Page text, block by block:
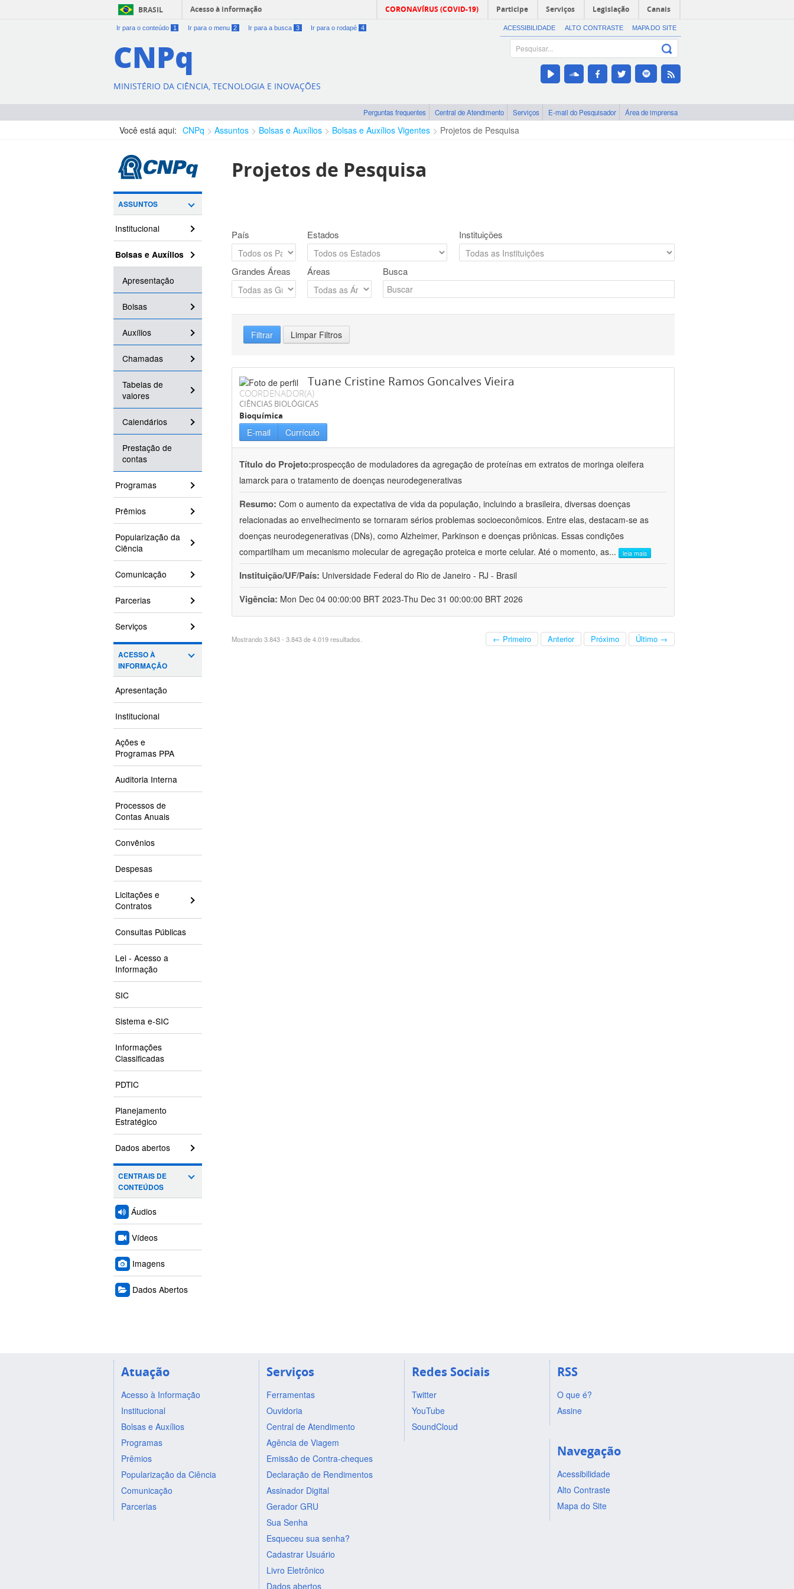
BRASIL Acesso à informação CORONAVÍRUS (COVID-19) Participe Serviços Legislação Canais
Ir para o conteúdo 1 Ir para o menu 2 Ir para a busca 3 Ir para o rodapé 4 ACESSIBILIDADE ALTO CONTRASTE MAPA DO SITE
CNPq
MINISTÉRIO DA CIÊNCIA, TECNOLOGIA E INOVAÇÕES
Perguntas frequentes Central de Atendimento Serviços E-mail do Pesquisador Área de imprensa
Você está aqui: CNPq Assuntos Bolsas e Auxílios Bolsas e Auxílios Vigentes Projetos de Pesquisa
ASSUNTOS
Institucional
Bolsas e Auxílios
Apresentação
Bolsas
Auxílios
Chamadas
Tabelas de
valores
Calendários
Prestação de
contas
Programas
Prêmios
Popularização da
Ciência
Comunicação
Parcerias
Serviços
ACESSO À
INFORMAÇÃO
Apresentação
Institucional
Ações e
Programas PPA
Auditoria Interna
Processos de
Contas Anuais
Convênios
Despesas
Licitações e
Contratos
Consultas Públicas
Lei - Acesso a
Informação
SIC
Sistema e-SIC
Informações
Classificadas
PDTIC
Planejamento
Estratégico
Dados abertos
CENTRAIS DE
CONTEÚDOS
Áudios
Vídeos
Imagens
Dados Abertos
Projetos de Pesquisa
País Estados Instituições
Grandes Áreas Áreas Busca
Filtrar Limpar Filtros
Tuane Cristine Ramos Goncalves Vieira
COORDENADOR(A)
CIÊNCIAS BIOLÓGICAS
Bioquímica
E-mail Currículo
Título do Projeto:prospecção de moduladores da agregação de proteínas em extratos de moringa oleifera
lamarck para o tratamento de doenças neurodegenerativas
Resumo: Com o aumento da expectativa de vida da população, incluindo a brasileira, diversas doenças
relacionadas ao envelhecimento se tornaram sérios problemas socioeconômicos. Entre elas, destacam-se as
doenças neurodegenerativas (DNs), como Alzheimer, Parkinson e doenças priônicas. Essas condições
compartilham um mecanismo molecular de agregação proteica e morte celular. Até o momento, as... leia mais
Instituição/UF/País: Universidade Federal do Rio de Janeiro - RJ - Brasil
Vigência: Mon Dec 04 00:00:00 BRT 2023-Thu Dec 31 00:00:00 BRT 2026
Mostrando 3.843 - 3.843 de 4.019 resultados. ← Primeiro Anterior Próximo Último →
Atuação
Acesso à Informação
Institucional
Bolsas e Auxílios
Programas
Prêmios
Popularização da Ciência
Comunicação
Parcerias
Serviços
Ferramentas
Ouvidoria
Central de Atendimento
Agência de Viagem
Emissão de Contra-cheques
Declaração de Rendimentos
Assinador Digital
Gerador GRU
Sua Senha
Esqueceu sua senha?
Cadastrar Usuário
Livro Eletrônico
Dados abertos
Redes Sociais
Twitter
YouTube
SoundCloud
RSS
O que é?
Assine
Navegação
Acessibilidade
Alto Contraste
Mapa do Site